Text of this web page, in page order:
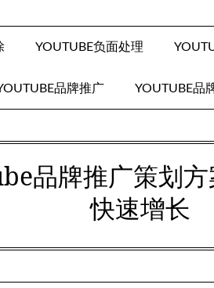
YOUTUBE负面处理
品牌推广 YOUTUBE品
品牌推广策划
快速增长